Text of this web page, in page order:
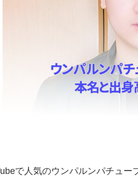
で人気のウンパルンパチュー